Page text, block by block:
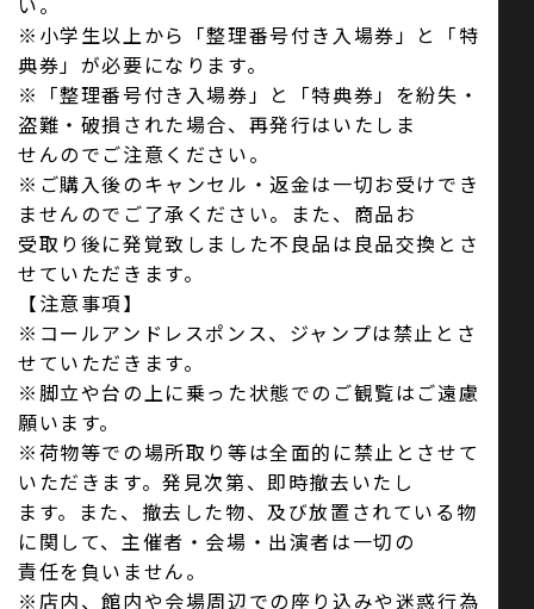
※小学生以上から「整理番号付き入場券」と「特
典券」が必要になります。
※「整理番号付き入場券」と「特典券」を紛失・
盗難・破損された場合、再発行はいたしま
せんのでご注意ください。
※ご購入後のキャンセル・返金は一切お受けでき
ませんのでご了承ください。また、商品お
受取り後に発覚致しました不良品は良品交換とさ
せていただきます。
【注意事項】
※コールアンドレスポンス、ジャンプは禁止とさ
せていただきます。
※脚立や台の上に乗った状態でのご観覧はご遠慮
願います。
※荷物等での場所取り等は全面的に禁止とさせて
いただきます。発見次第、即時撤去いたし
ます。また、撤去した物、及び放置されている物
に関して、主催者・会場・出演者は一切の
責任を負いません。
※店内、館内や会場周辺での座り込みや迷惑行為